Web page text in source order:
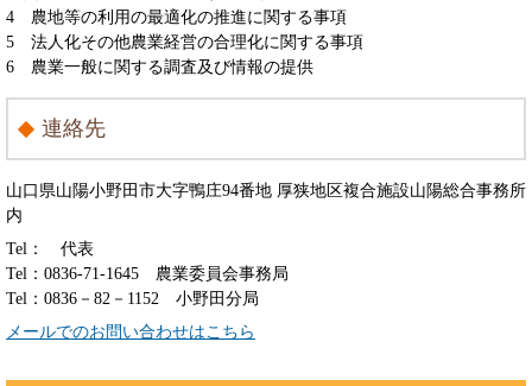
4 農地等の利用の最適化の推進に関する事項
5 法人化その他農業経営の合理化に関する事項
6 農業一般に関する調査及び情報の提供
連絡先
山口県山陽小野田市大字鴨庄94番地 厚狭地区複合施設山陽総合事務所
内
Tel：
代表
Tel：0836-71-1645
農業委員会事務局
Tel：0836－82－1152
小野田分局
メールでのお問い合わせはこちら